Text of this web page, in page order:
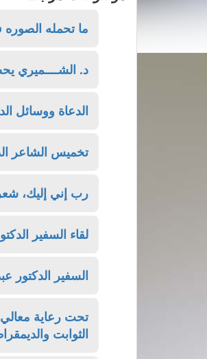
ما تحمله
د. الشــــميري
الدعاة ووسائل
تخميس الشاعر
رب إني إليك،
لقاء السفير
السفير الدكتور
تحت رعاية معالي
الثوابت